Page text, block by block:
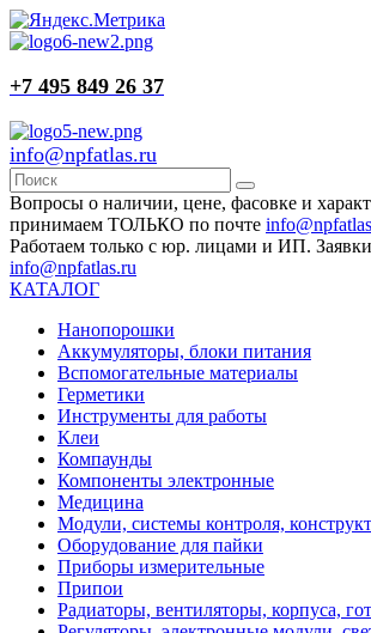
+7 495 849 26 37
info@npfatlas.ru
Вопросы о наличии, цене, фасовке и
принимаем ТОЛЬКО по почте
Работаем только с юр. лицами и ИП.
info@npfatlas.ru
КАТАЛОГ
Нанопорошки
Аккумуляторы, блоки питания
Вспомогательные материалы
Герметики
Инструменты для работы
Клеи
Компаунды
Компоненты электронные
Медицина
Модули, системы контроля,
Оборудование для пайки
Приборы измерительные
Припои
Радиаторы, вентиляторы, корпуса,